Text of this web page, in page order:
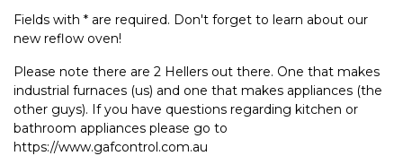
Fields with * are required. Don't forget to learn about our
new reflow oven!
Please note there are 2 Hellers out there. One that makes
industrial furnaces (us) and one that makes appliances (the
other guys). If you have questions regarding kitchen or
bathroom appliances please go to
https://www.gafcontrol.com.au